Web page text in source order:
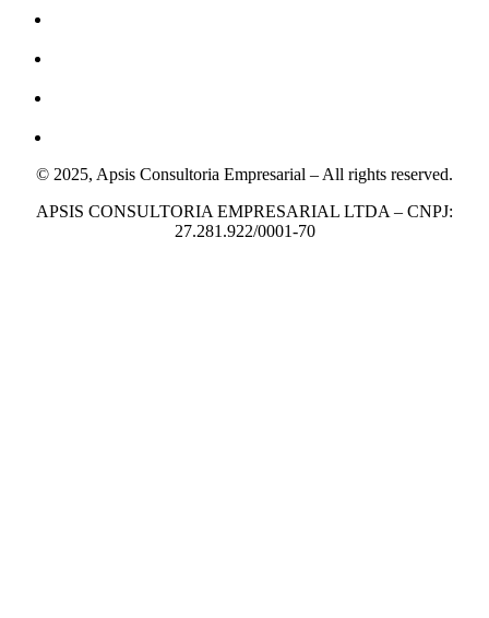
© 2025, Apsis Consultoria Empresarial – All rights reserved.
APSIS CONSULTORIA EMPRESARIAL LTDA – CNPJ:
27.281.922/0001-70